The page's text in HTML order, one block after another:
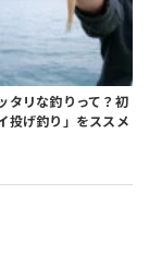
タリな釣りって？ 初
投げ釣り」をススメ